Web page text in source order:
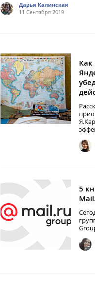
Дарья Калинская
11 Сентября 2019
Как
5